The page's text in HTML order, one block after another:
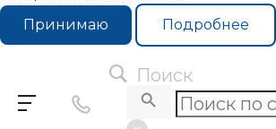
Принимаю Подробнее
Поиск